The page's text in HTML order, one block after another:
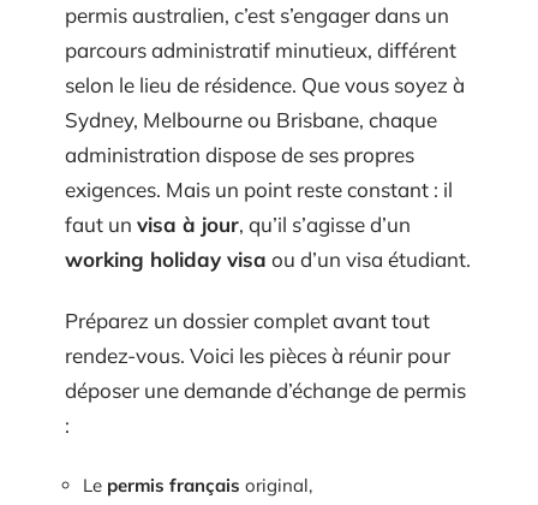
permis australien, c’est s’engager dans un
parcours administratif minutieux, différent
selon le lieu de résidence. Que vous soyez à
Sydney, Melbourne ou Brisbane, chaque
administration dispose de ses propres
exigences. Mais un point reste constant : il
faut un visa à jour, qu’il s’agisse d’un
working holiday visa ou d’un visa étudiant.
Préparez un dossier complet avant tout
rendez-vous. Voici les pièces à réunir pour
déposer une demande d’échange de permis
:
Le permis français original,